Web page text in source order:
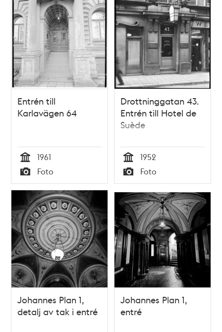
Entrén till
Karlavägen 64
Tid
1961
Typ
Foto
Drottninggatan 43.
Entrén till Hotel de
Suède
Tid
1952
Typ
Foto
Johannes Plan 1,
detalj av tak i entré
Johannes Plan 1,
entré